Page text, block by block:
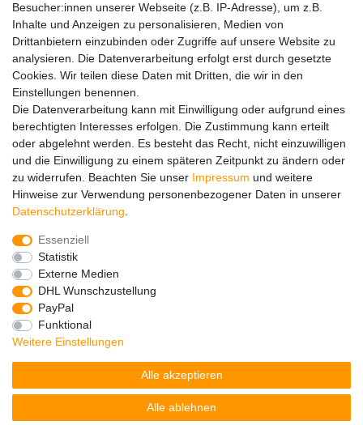
Adventskalender
Service
Versandinfos
FAQ
Ersatzteile
Registrieren
Wir versenden mit
Impressum
Barrierefreiheitserklärung
Besucher:innen unserer Webseite (z.B. IP-Adresse), um z.B.
Inhalte und Anzeigen zu personalisieren, Medien von
Drittanbietern einzubinden oder Zugriffe auf unsere Website zu
analysieren. Die Datenverarbeitung erfolgt erst durch gesetzte
Cookies. Wir teilen diese Daten mit Dritten, die wir in den
Einstellungen benennen.
Die Datenverarbeitung kann mit Einwilligung oder aufgrund eines
berechtigten Interesses erfolgen. Die Zustimmung kann erteilt
oder abgelehnt werden. Es besteht das Recht, nicht einzuwilligen
und die Einwilligung zu einem späteren Zeitpunkt zu ändern oder
zu widerrufen. Beachten Sie unser Impressum und weitere
Hinweise zur Verwendung personenbezogener Daten in unserer
Daten­schutz­erklärung
Essenziell
Statistik
Externe Medien
DHL Wunschzustellung
PayPal
Funktional
Weitere Einstellungen
Alle akzeptieren
Alle ablehnen